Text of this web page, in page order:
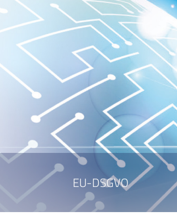
EU-DSGVO